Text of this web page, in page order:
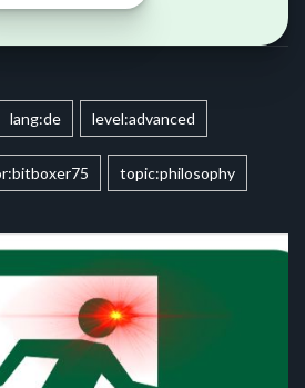
lang:de level:advanced
topic:philosophy